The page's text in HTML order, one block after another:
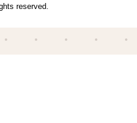
reserved.